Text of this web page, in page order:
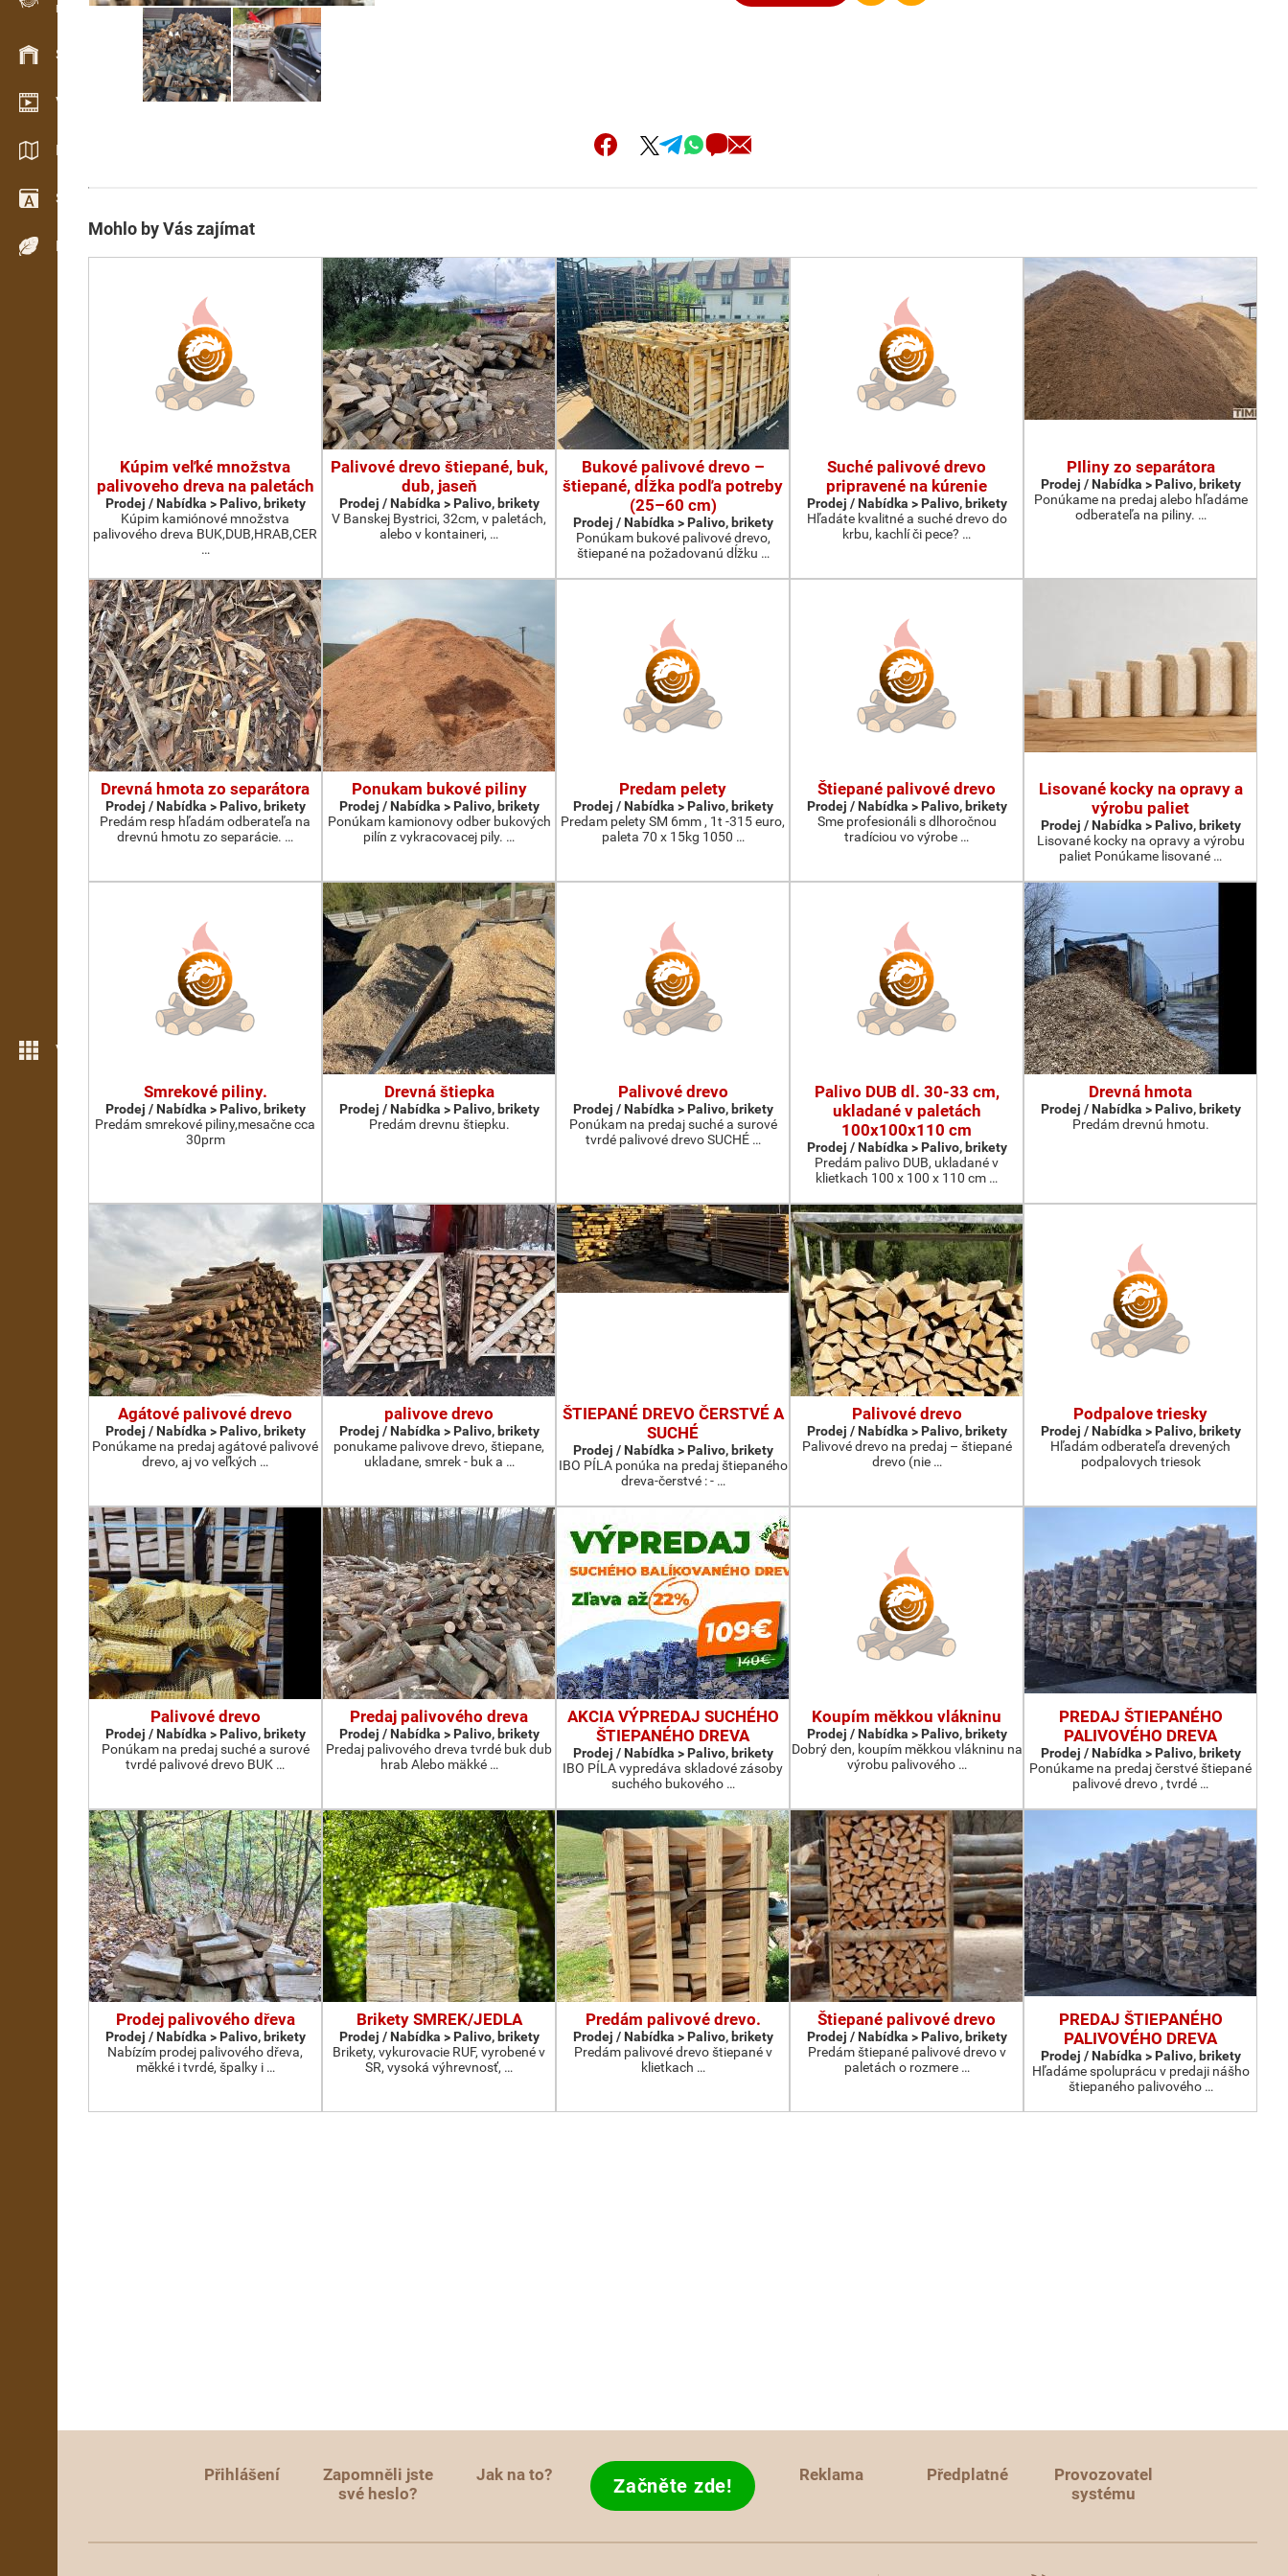
Evidence dřeva v terénu
Skladové hospodářství
Video showroom
Katalogy / Brožury
Slovník
Dřeviny
Více možností
Mohlo by Vás zajímat
Kúpim veľké množstva
palivoveho dreva na paletách
Prodej / Nabídka > Palivo, brikety
Kúpim kamiónové množstva
palivového dreva BUK,DUB,HRAB,CER
…
Palivové drevo štiepané, buk,
dub, jaseň
Prodej / Nabídka > Palivo, brikety
V Banskej Bystrici, 32cm, v paletách,
alebo v kontaineri, …
Bukové palivové drevo –
štiepané, dĺžka podľa potreby
(25–60 cm)
Prodej / Nabídka > Palivo, brikety
Ponúkam bukové palivové drevo,
štiepané na požadovanú dĺžku …
Suché palivové drevo
pripravené na kúrenie
Prodej / Nabídka > Palivo, brikety
Hľadáte kvalitné a suché drevo do
krbu, kachlí či pece? …
PIliny zo separátora
Prodej / Nabídka > Palivo, brikety
Ponúkame na predaj alebo hľadáme
odberateľa na piliny. …
Drevná hmota zo separátora
Prodej / Nabídka > Palivo, brikety
Predám resp hľadám odberateľa na
drevnú hmotu zo separácie. …
Ponukam bukové piliny
Prodej / Nabídka > Palivo, brikety
Ponúkam kamionovy odber bukových
pilín z vykracovacej pily. …
Predam pelety
Prodej / Nabídka > Palivo, brikety
Predam pelety SM 6mm , 1t -315 euro,
paleta 70 x 15kg 1050 …
Štiepané palivové drevo
Prodej / Nabídka > Palivo, brikety
Sme profesionáli s dlhoročnou
tradíciou vo výrobe …
Lisované kocky na opravy a
výrobu paliet
Prodej / Nabídka > Palivo, brikety
Lisované kocky na opravy a výrobu
paliet Ponúkame lisované …
Smrekové piliny.
Prodej / Nabídka > Palivo, brikety
Predám smrekové piliny,mesačne cca
30prm
Drevná štiepka
Prodej / Nabídka > Palivo, brikety
Predám drevnu štiepku.
Palivové drevo
Prodej / Nabídka > Palivo, brikety
Ponúkam na predaj suché a surové
tvrdé palivové drevo SUCHÉ …
Palivo DUB dl. 30-33 cm,
ukladané v paletách
100x100x110 cm
Prodej / Nabídka > Palivo, brikety
Predám palivo DUB, ukladané v
klietkach 100 x 100 x 110 cm …
Drevná hmota
Prodej / Nabídka > Palivo, brikety
Predám drevnú hmotu.
Agátové palivové drevo
Prodej / Nabídka > Palivo, brikety
Ponúkame na predaj agátové palivové
drevo, aj vo veľkých …
palivove drevo
Prodej / Nabídka > Palivo, brikety
ponukame palivove drevo, štiepane,
ukladane, smrek - buk a …
ŠTIEPANÉ DREVO ČERSTVÉ A
SUCHÉ
Prodej / Nabídka > Palivo, brikety
IBO PÍLA ponúka na predaj štiepaného
dreva-čerstvé : - …
Palivové drevo
Prodej / Nabídka > Palivo, brikety
Palivové drevo na predaj – štiepané
drevo (nie …
Podpalove triesky
Prodej / Nabídka > Palivo, brikety
Hľadám odberateľa drevených
podpalovych triesok
Palivové drevo
Prodej / Nabídka > Palivo, brikety
Ponúkam na predaj suché a surové
tvrdé palivové drevo BUK …
Predaj palivového dreva
Prodej / Nabídka > Palivo, brikety
Predaj palivového dreva tvrdé buk dub
hrab Alebo mäkké …
AKCIA VÝPREDAJ SUCHÉHO
ŠTIEPANÉHO DREVA
Prodej / Nabídka > Palivo, brikety
IBO PÍLA vypredáva skladové zásoby
suchého bukového …
Koupím měkkou vlákninu
Prodej / Nabídka > Palivo, brikety
Dobrý den, koupím měkkou vlákninu na
výrobu palivového …
PREDAJ ŠTIEPANÉHO
PALIVOVÉHO DREVA
Prodej / Nabídka > Palivo, brikety
Ponúkame na predaj čerstvé štiepané
palivové drevo , tvrdé …
Prodej palivového dřeva
Prodej / Nabídka > Palivo, brikety
Nabízím prodej palivového dřeva,
měkké i tvrdé, špalky i …
Brikety SMREK/JEDLA
Prodej / Nabídka > Palivo, brikety
Brikety, vykurovacie RUF, vyrobené v
SR, vysoká výhrevnosť, …
Predám palivové drevo.
Prodej / Nabídka > Palivo, brikety
Predám palivové drevo štiepané v
klietkach …
Štiepané palivové drevo
Prodej / Nabídka > Palivo, brikety
Predám štiepané palivové drevo v
paletách o rozmere …
PREDAJ ŠTIEPANÉHO
PALIVOVÉHO DREVA
Prodej / Nabídka > Palivo, brikety
Hľadáme spoluprácu v predaji nášho
štiepaného palivového …
Přihlášení
Zapomněli jste
své heslo?
Jak na to? Začněte zde! Reklama Předplatné
Provozovatel
systému